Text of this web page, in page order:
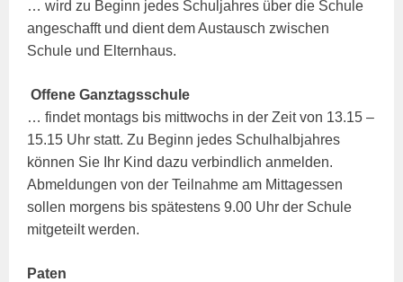
… wird zu Beginn jedes Schuljahres über die Schule
angeschafft und dient dem Austausch zwischen
Schule und Elternhaus.
Offene Ganztagsschule
… findet montags bis mittwochs in der Zeit von 13.15 –
15.15 Uhr statt. Zu Beginn jedes Schulhalbjahres
können Sie Ihr Kind dazu verbindlich anmelden.
Abmeldungen von der Teilnahme am Mittagessen
sollen morgens bis spätestens 9.00 Uhr der Schule
mitgeteilt werden.
Paten